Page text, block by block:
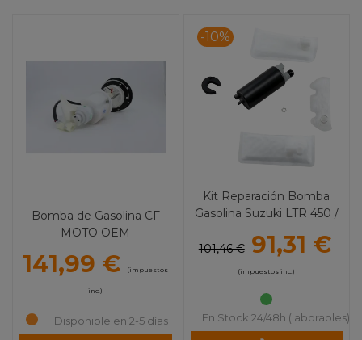
Bomba de Gasolina CF
MOTO OEM
141,99 € (impuestos
inc.)
Disponible en 2-5 días
-10%
Kit Reparación Bomba
Gasolina Suzuki LTR 450 /
101,46 € 91,31 €
(impuestos inc.)
En Stock 24/48h (laborables)